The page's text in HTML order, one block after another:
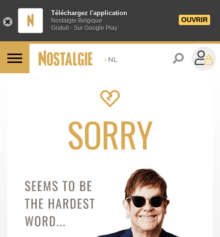
Téléchargez l'application
Nostalgie Belgique
Gratuit - Sur Google Play
OUVRIR
> NL
SORRY